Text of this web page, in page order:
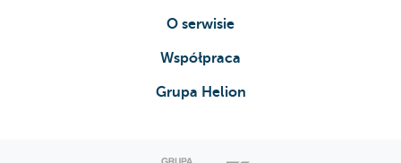
O serwisie
Współpraca
Grupa Helion